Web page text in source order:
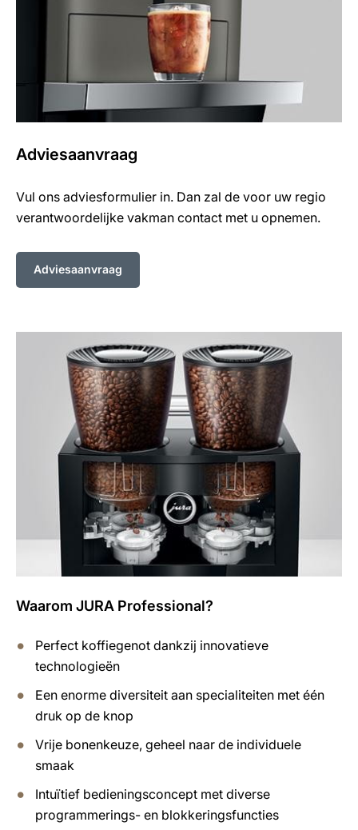
Adviesaanvraag
Vul ons adviesformulier in. Dan zal de voor uw regio
verantwoordelijke vakman contact met u opnemen.
Adviesaanvraag
Waarom JURA Professional?
Perfect koffiegenot dankzij innovatieve
technologieën
Een enorme diversiteit aan specialiteiten met één
druk op de knop
Vrije bonenkeuze, geheel naar de individuele
smaak
Intuïtief bedieningsconcept met diverse
programmerings- en blokkeringsfuncties